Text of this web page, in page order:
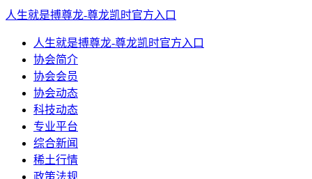
人生就是搏尊龙-尊龙凯时官方入口
人生就是搏尊龙-尊龙凯时官方入口
协会简介
协会会员
协会动态
科技动态
专业平台
综合新闻
稀土行情
政策法规